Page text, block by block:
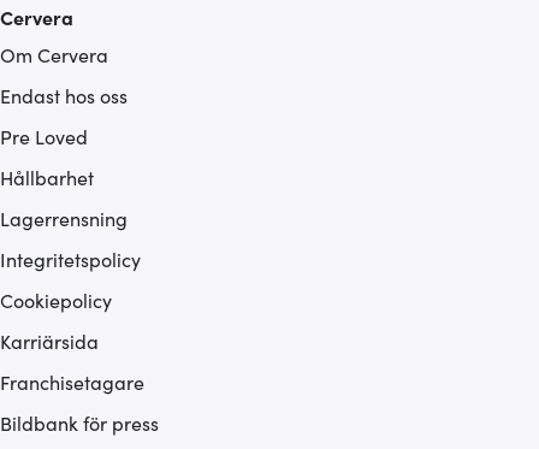
Cervera
Om Cervera
Endast hos oss
Pre Loved
Hållbarhet
Lagerrensning
Integritetspolicy
Cookiepolicy
Karriärsida
Franchisetagare
Bildbank för press